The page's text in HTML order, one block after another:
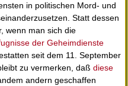
in politischen Mord- und
Statt dessen
wenn man sich die
der Geheimdienste
seit dem 11. September
zu vermerken, daß diese
andern geschaffen